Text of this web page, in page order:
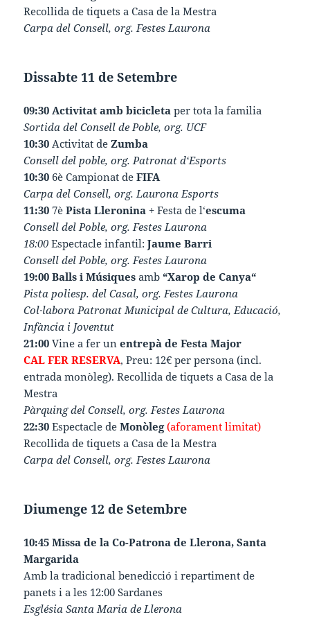
Recollida de tiquets a Casa de la Mestra
Carpa del Consell, org. Festes Laurona
Dissabte 11 de Setembre
09:30 Activitat amb bicicleta per tota la familia
Sortida del Consell de Poble, org. UCF
10:30 Activitat deZumba
Consell del poble, org. Patronat d‘Esports
10:30 6è Campionat deFIFA
Carpa del Consell, org. Laurona Esports
11:30 7èPista Lleronina + Festa de l‘escuma
Consell del Poble, org. Festes Laurona
18:00 Espectacle infantil:Jaume Barri
Consell del Poble, org. Festes Laurona
19:00 Balls i Músiques amb“Xarop de Canya“
Pista poliesp. del Casal, org. Festes Laurona
Col·labora Patronat Municipal de Cultura, Educació,
Infància i Joventut
21:00 Vine a fer unentrepà de Festa Major
CAL FER RESERVA, Preu: 12€ per persona (incl.
entrada monòleg). Recollida de tiquets a Casa de la
Mestra
Pàrquing del Consell, org. Festes Laurona
22:30 Espectacle de Monòleg (aforament limitat)
Recollida de tiquets a Casa de la Mestra
Carpa del Consell, org. Festes Laurona
Diumenge 12 de Setembre
10:45 Missa de la Co-Patrona de Llerona, Santa
Margarida
Amb la tradicional benedicció i repartiment de
panets i a les 12:00 Sardanes
Església Santa Maria de Llerona